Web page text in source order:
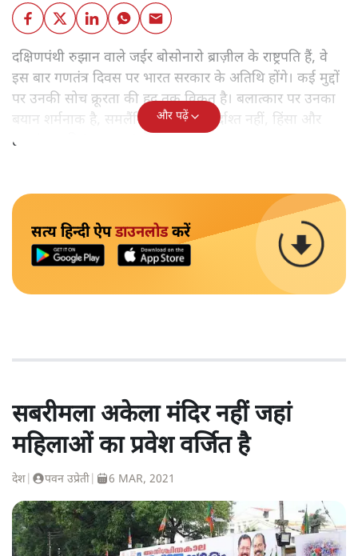
दक्षिणपंथी रुझान वाले जईर बोसोनारो ब्राज़ील के राष्ट्रपति हैं, वे
इस बार गणतंत्र दिवस पर भारत सरकार के अतिथि होंगे। कई मुद्दों
पर उनकी सोच क्रूरता की हद तक विकृत है। बलात्कार पर उनका
बयान शर्मनाक है, समलैंगिक लोग उन्हें बर्दाश्त नहीं, हिंसा और
हत्याएं उनकी 'रूल-बुक' में हैं।
और पढ़ें
सत्य हिन्दी ऐपडाउनलोडकरें
सबरीमला अकेला मंदिर नहीं जहां
महिलाओं का प्रवेश वर्जित है
देश पवन उप्रेती 6 MAR, 2021